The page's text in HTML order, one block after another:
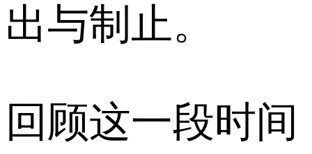
出与制止。
回顾这一段时间